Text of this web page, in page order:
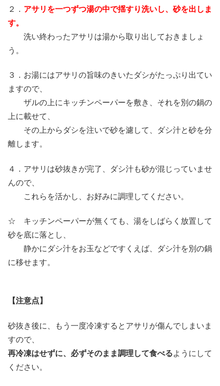
２． アサリを一つずつ湯の中で揺すり洗いし、砂を出しま
す。
洗い終わったアサリは湯から取り出しておきましょ
う。
３．お湯にはアサリの旨味のきいたダシがたっぷり出てい
ますので、
ザルの上にキッチンペーパーを敷き、それを別の鍋の
上に載せて、
その上からダシを注いで砂を濾して、ダシ汁と砂を分
離します。
４．アサリは砂抜きが完了、ダシ汁も砂が混じっていませ
んので、
これらを活かし、お好みに調理してください。
☆ キッチンペーパーが無くても、湯をしばらく放置して
砂を底に落とし、
静かにダシ汁をお玉などですくえば、ダシ汁を別の鍋
に移せます。
【注意点】
砂抜き後に、もう一度冷凍するとアサリが傷んでしまいま
すので、
再冷凍はせずに、必ずそのまま調理して食べるようにして
ください。